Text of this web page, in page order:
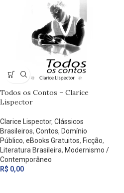
Todos os Contos – Clarice
Lispector
Clarice Lispector, Clássicos
Brasileiros, Contos, Domínio
Público, eBooks Gratuitos, Ficção,
Literatura Brasileira, Modernismo /
Contemporâneo
R$ 0,00